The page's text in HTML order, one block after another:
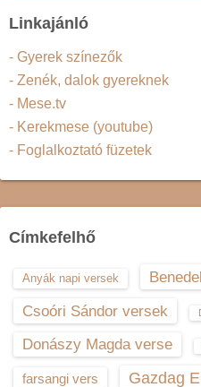
Linkajánló
- Gyerek színezők
- Zenék, dalok gyereknek
- Mese.tv
- Kerekmese (youtube)
- Foglalkoztató füzetek
Címkefelhő
Anyák napi versek
Csoóri Sándor versek
Donászy Magda verse
farsangi vers Gazdag